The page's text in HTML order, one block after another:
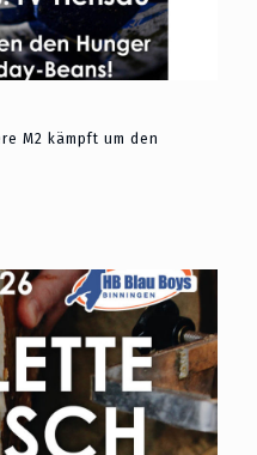
M2 kämpft um den